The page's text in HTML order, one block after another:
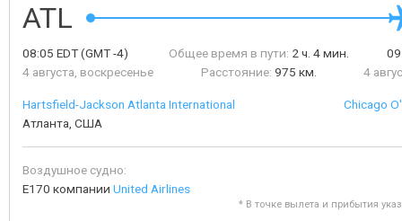
ATL
08:05 EDT(GMT -4)
4 августа, воскресенье
Общее время в пути: 2 ч. 4 мин.
Расстояние: 975 км.
4
Hartsfield-Jackson Atlanta International
Атланта, США
Chicago
Воздушное судно:
E170 компании United Airlines
* В точке вылета и прибытия